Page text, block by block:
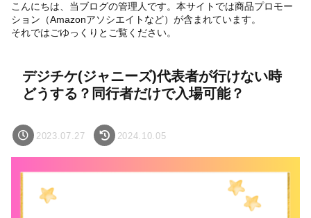
こんにちは、当ブログの管理人です。本サイトでは商品プロモー
ション（Amazonアソシエイトなど）が含まれています。
それではごゆっくりとご覧ください。
デジチケ(ジャニーズ)代表者が行けない時
どうする？同行者だけで入場可能？
2023.07.27 2024.10.05